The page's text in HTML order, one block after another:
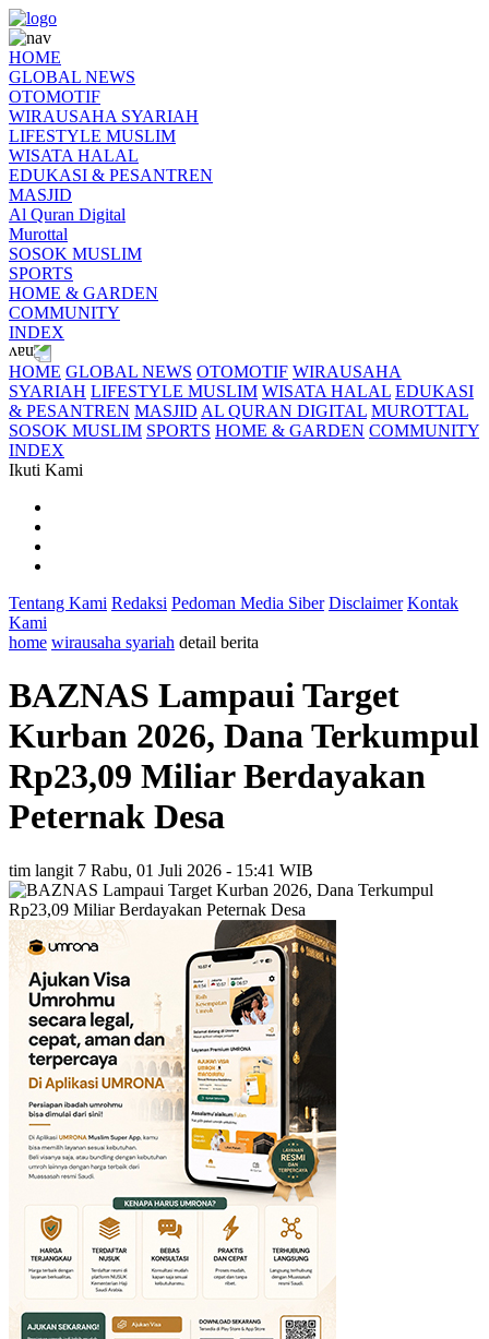
HOME
GLOBAL NEWS
OTOMOTIF
WIRAUSAHA SYARIAH
LIFESTYLE MUSLIM
WISATA HALAL
EDUKASI & PESANTREN
MASJID
Al Quran Digital
Murottal
SOSOK MUSLIM
SPORTS
HOME & GARDEN
COMMUNITY
INDEX
HOME GLOBAL NEWS OTOMOTIF WIRAUSAHA
SYARIAH LIFESTYLE MUSLIM WISATA HALAL EDUKASI
& PESANTREN MASJID AL QURAN DIGITAL MUROTTAL
SOSOK MUSLIM SPORTS HOME & GARDEN COMMUNITY
INDEX
Ikuti Kami
Tentang Kami Redaksi Pedoman Media Siber Disclaimer Kontak
Kami
home wirausaha syariah detail berita
BAZNAS Lampaui Target
Kurban 2026, Dana Terkumpul
Rp23,09 Miliar Berdayakan
Peternak Desa
tim langit 7 Rabu, 01 Juli 2026 - 15:41 WIB